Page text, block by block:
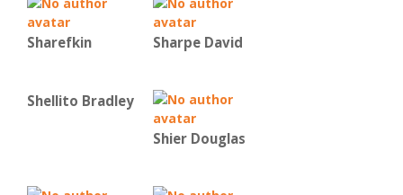
Sharefkin Sharpe David
Shellito Bradley
Shier Douglas